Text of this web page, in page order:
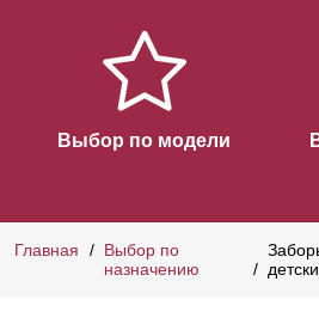
Выбор по модели
Главная
Выбор по
назначению